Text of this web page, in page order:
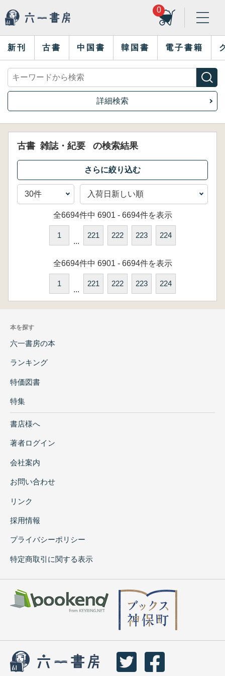
0
新刊 古書 中国書 韓国書 電子書籍
詳細検索
古書 雑誌・紀要 の検索結果
全6694件中 6901 - 6694件を表示
1
...
221 222 223 224
全6694件中 6901 - 6694件を表示
1
...
221 222 223 224
本を探す
六一書房の本
ランキング
特価図書
特集
書店様へ
著者ログイン
会社案内
お問い合わせ
リンク
採用情報
プライバシーポリシー
特定商取引に関する表示